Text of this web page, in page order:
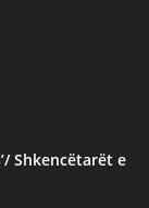
Shkencëtarët e